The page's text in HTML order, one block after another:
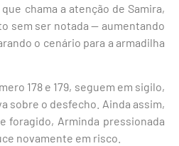
chama a atenção de Samira,
sem ser notada — aumentando
o cenário para a armadilha
178 e 179, seguem em sigilo,
sobre o desfecho. Ainda assim,
foragido, Arminda pressionada
novamente em risco.